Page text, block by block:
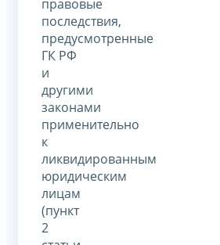
правовые
последствия,
предусмотренные
ГК РФ
и
другими
законами
применительно
к
ликвидированным
юридическим
лицам
(пункт
2